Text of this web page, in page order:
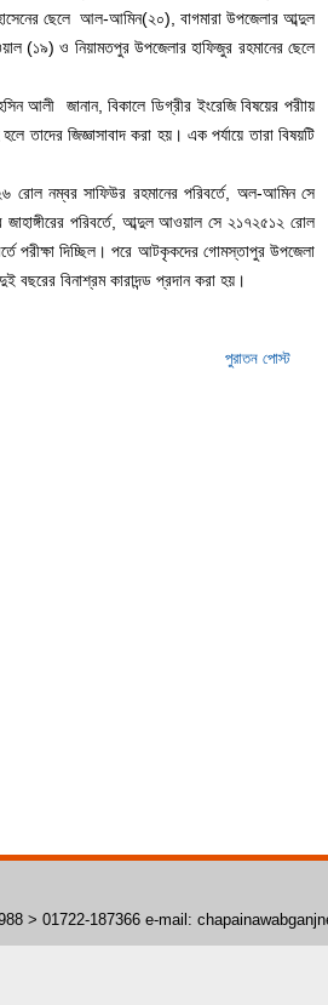
হোসেনের ছেলে আল-আমিন(২০), বাগমারা উপজেলার আব্দুল
(১৯) ও নিয়ামতপুর উপজেলার হাফিজুর রহমানের ছেলে
আলী জানান, বিকালে ডিগ্রীর ইংরেজি বিষয়ের পরীায়
তাদের জিজ্ঞাসাবাদ করা হয়। এক পর্যায়ে তারা বিষয়টি
নম্বর সাফিউর রহমানের পরিবর্তে, অল-আমিন সে
পরিবর্তে, আব্দুল আওয়াল সে ২১৭২৫১২ রোল
পরীক্ষা দিচ্ছিল। পরে আটকৃকদের গোমস্তাপুর উপজেলা
দুই বছরের বিনাশ্রম কারাদন্ড প্রদান করা হয়।
পুরাতন পোস্ট
719988 > 01722-187366 e-mail: